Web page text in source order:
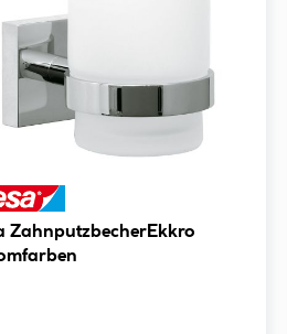
ZahnputzbecherEkkro